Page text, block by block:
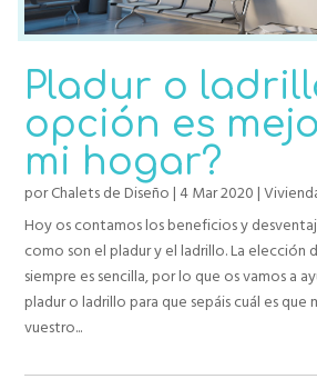
Pladur o
opción es
mi hogar?
porChalets de Diseño | 4 Mar 2020 |
Hoy os contamos los beneficios y
como son el pladur y el ladrillo. La elección
siempre es sencilla, por lo que os vamos a
pladur o ladrillo para que sepáis cuál es que
vuestro...